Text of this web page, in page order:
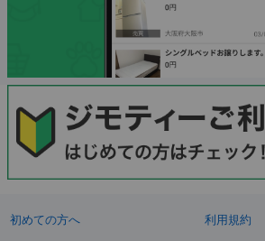
初めての方へ 利用規約